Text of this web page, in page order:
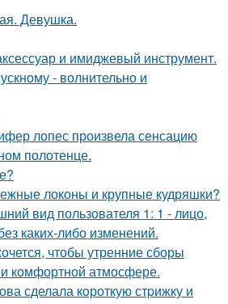
Девушка.
и имиджевый инструмент.
- волнительно и
лопес произвела сенсацию
полотенце.
локоны и крупные кудряшки?
вид пользователя 1: 1 - лицо,
каких-либо изменений.
чтобы утренние сборы
комфортной атмосфере.
сделала кoроткую стpижку и